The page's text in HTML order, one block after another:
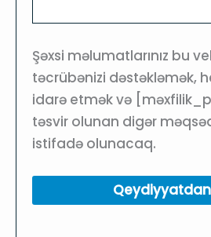
Şəxsi məlumatlarınız bu
təcrübənizi dəstəkləmək,
idarə etmək və
təsvir olunan digər
istifadə olunacaq.